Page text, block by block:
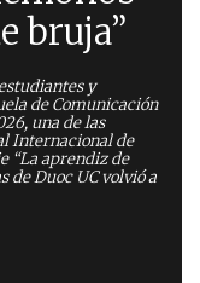
bruja”
y
de Comunicación
una de las
Internacional de
“La aprendiz de
de Duoc UC volvió a